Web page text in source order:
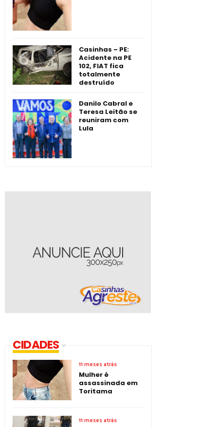
Casinhas – PE:
Acidente na PE
102, FIAT fica
totalmente
destruído
Danilo Cabral e
Teresa Leitão se
reuniram com
Lula
CIDADES
11 meses atrás
Mulher é
assassinada em
Toritama
11 meses atrás